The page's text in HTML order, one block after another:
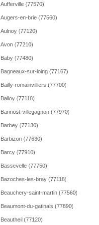
Aufferville (77570)
Augers-en-brie (77560)
Aulnoy (77120)
Avon (77210)
Baby (77480)
Bagneaux-sur-loing (77167)
Bailly-romainvilliers (77700)
Balloy (77118)
Bannost-villegagnon (77970)
Barbey (77130)
Barbizon (77630)
Barcy (77910)
Bassevelle (77750)
Bazoches-les-bray (77118)
Beauchery-saint-martin (77560)
Beaumont-du-gatinais (77890)
Beautheil (77120)